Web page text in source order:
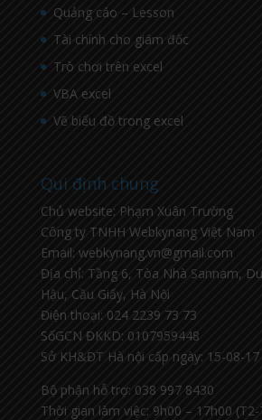
Quảng cáo – Lesson
Tài chính cho giám đốc
Trò chơi trên excel
VBA excel
Vẽ biểu đồ trong excel
Qui định chung
Chủ website: Phạm Xuân Trường
Công ty TNHH Webkynang Việt Nam
Email: webkynang.vn@gmail.com
Địa chỉ: Tầng 6, Tòa Nhà Sannam,
Hậu, Cầu Giấy, Hà Nội
Điện thoại: 024 2239 73 73
SốGCN ĐKKD: 0107959448
Sở KH&ĐT Hà nội cấp ngày: 15-08-17
Bộ phận hỗ trợ: 038 997 8430
Thời gian làm việc: 9h00 – 17h00 (T2-